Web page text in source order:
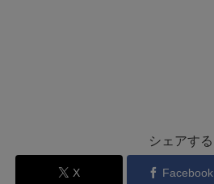
シェアする
X Facebook